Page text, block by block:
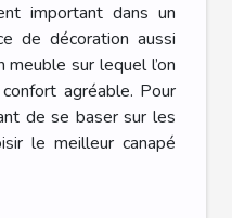
important dans un
de décoration aussi
meuble sur lequel l’on
agréable. Pour
de se baser sur les
le meilleur canapé